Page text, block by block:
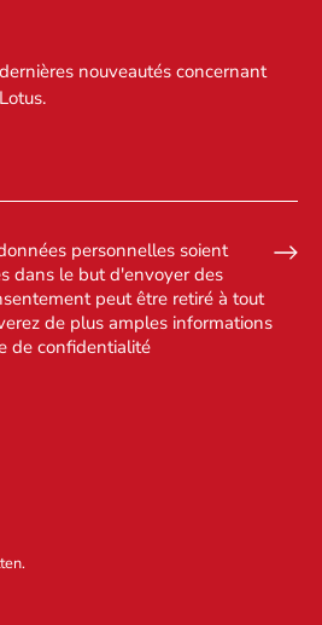
nouveautés concernant
personnelles soient
dans le but d'envoyer des
peut être retiré à tout
de plus amples informations
de confidentialité
.